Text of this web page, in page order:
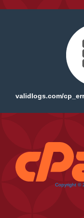
validlogs.com/
Copyright ©